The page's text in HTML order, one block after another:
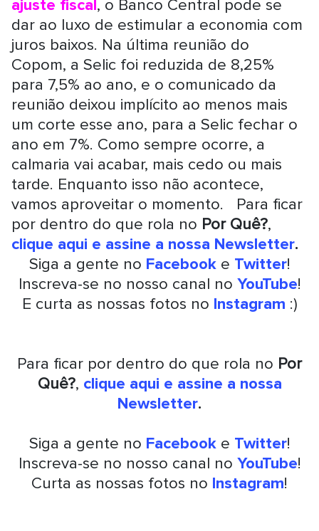
ajuste fiscal, o Banco Central pode se
dar ao luxo de estimular a economia com
juros baixos. Na última reunião do
Copom, a Selic foi reduzida de 8,25%
para 7,5% ao ano, e o comunicado da
reunião deixou implícito ao menos mais
um corte esse ano, para a Selic fechar o
ano em 7%. Como sempre ocorre, a
calmaria vai acabar, mais cedo ou mais
tarde. Enquanto isso não acontece,
vamos aproveitar o momento. Para ficar
por dentro do que rola no Por Quê?,
clique aqui e assine a nossa Newsletter.
Siga a gente no Facebooke Twitter!
Inscreva-se no nosso canal no YouTube!
E curta as nossas fotos no Instagram :)
Para ficar por dentro do que rola no Por
Quê?, clique aqui e assine a nossa
Newsletter.
Siga a gente no Facebooke Twitter!
Inscreva-se no nosso canal no YouTube!
Curta as nossas fotos no Instagram!